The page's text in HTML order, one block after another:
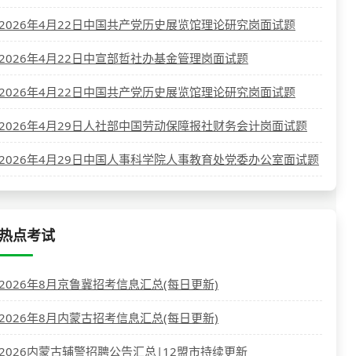
年4月22日中国共产党历史展览馆理论研究岗面试题
年4月22日中宣部哲社办基金管理岗面试题
年4月22日中国共产党历史展览馆理论研究岗面试题
年4月29日人社部中国劳动保障报社财务会计岗面试题
年4月29日中国人事科学院人事教育处党委办公室面试题
点考试
年8月京鲁冀招考信息汇总(每日更新)
年8月内蒙古招考信息汇总(每日更新)
内蒙古辅警招聘公告汇总|12盟市持续更新